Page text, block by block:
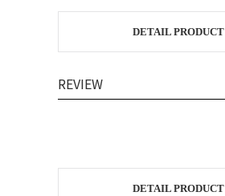
DETAIL PRODUCT
REVIEW
DETAIL PRODUCT